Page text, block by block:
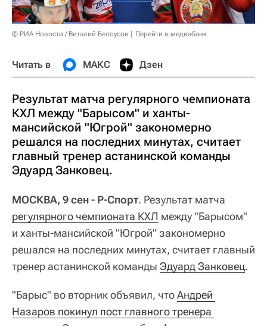
© РИА Новости / Виталий Белоусов Перейти в медиабанк
Читать в МАКС Дзен
Результат матча регулярного чемпионата
КХЛ между "Барысом" и ханты-
мансийской "Югрой" закономерно
решался на последних минутах, считает
главный тренер астанинской команды
Эдуард Занковец.
МОСКВА, 9 сен - Р-Спорт. Результат матча
регулярного чемпионата КХЛ между "Барысом"
и ханты-мансийской "Югрой" закономерно
решался на последних минутах, считает главный
тренер астанинской команды Эдуард Занковец.
"Барыс" во вторник объявил, чтоАндрей
Назаров покинул пост главного тренера